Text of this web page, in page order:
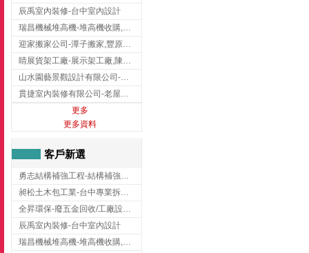
辰禹室內裝修-台中室內設計
瑞昌機械堆高機-堆高機收購,新北市堆高機,桃園堆高機
迎家搬家公司-潭子搬家,豐原搬家,大雅搬家,大甲搬家,台中推薦搬家,台中搬家
睛展貨架工廠-展示架工廠,陳列架,台中展示架工廠
山水園藝景觀設計有限公司-景觀工程,景觀設計,新竹園藝工程,新竹景觀設計
貫捷室內裝修有限公司-老屋翻新工程,台中老屋翻新工程,台中舊屋翻新
更多
更多資料
客戶新選
勇志結構補強工程-結構補強工程 ,桃園結構補強工程,龍潭結構補強工程
昶松土木包工業-台中專業拆除工程/挖土機出租
全昇環保-廢五金回收/工廠設備收購/機械設備回收/高價收購廠房設備
辰禹室內裝修-台中室內設計
瑞昌機械堆高機-堆高機收購,新北市堆高機,桃園堆高機